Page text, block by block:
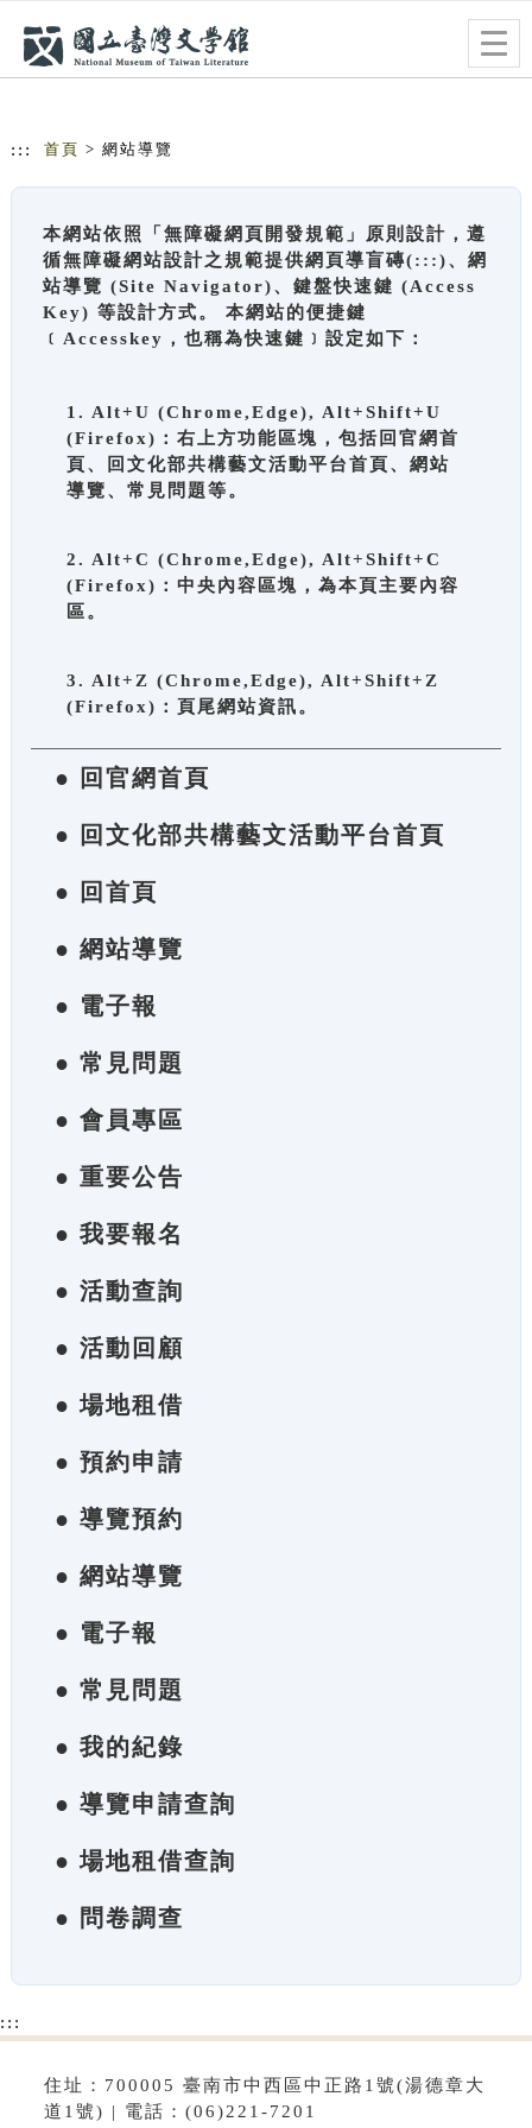
::: 首頁 > 網站導覽
本網站依照「無障礙網頁開發規範」原則設計，遵
循無障礙網站設計之規範提供網頁導盲磚(:::)、網
站導覽 (Site Navigator)、鍵盤快速鍵 (Access
Key) 等設計方式。 本網站的便捷鍵
﹝Accesskey，也稱為快速鍵﹞設定如下：
1. Alt+U (Chrome,Edge), Alt+Shift+U
(Firefox)：右上方功能區塊，包括回官網首
頁、回文化部共構藝文活動平台首頁、網站
導覽、常見問題等。
2. Alt+C (Chrome,Edge), Alt+Shift+C
(Firefox)：中央內容區塊，為本頁主要內容
區。
3. Alt+Z (Chrome,Edge), Alt+Shift+Z
(Firefox)：頁尾網站資訊。
● 回官網首頁
● 回文化部共構藝文活動平台首頁
● 回首頁
● 網站導覽
● 電子報
● 常見問題
● 會員專區
● 重要公告
● 我要報名
● 活動查詢
● 活動回顧
● 場地租借
● 預約申請
● 導覽預約
● 網站導覽
● 電子報
● 常見問題
● 我的紀錄
● 導覽申請查詢
● 場地租借查詢
● 問卷調查
:::
住址：700005 臺南市中西區中正路1號(湯德章大
道1號) | 電話：(06)221-7201